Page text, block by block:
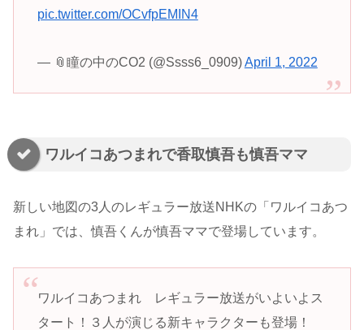
pic.twitter.com/OCvfpEMIN4
— 📎瞳の中のCO2 (@Ssss6_0909)April 1, 2022
ワルイコあつまれで香取慎吾も慎吾ママ
新しい地図の3人のレギュラー放送NHKの「ワルイコあつ
まれ」では、慎吾くんが慎吾ママで登場しています。
ワルイコあつまれ レギュラー放送がいよいよス
タート！３人が演じる新キャラクターも登場！